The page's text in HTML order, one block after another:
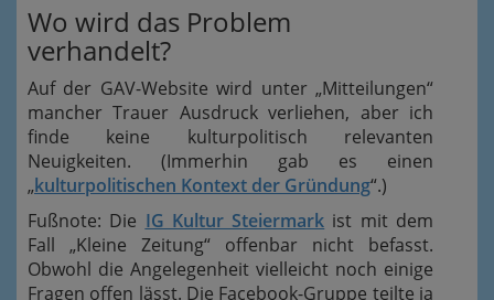
Wo wird das Problem
verhandelt?
Auf der GAV-Website wird unter „Mitteilungen“
mancher Trauer Ausdruck verliehen, aber ich
finde keine kulturpolitisch relevanten
Neuigkeiten. (Immerhin gab es einen
„kulturpolitischen Kontext der Gründung“.)
Fußnote: Die IG Kultur Steiermark ist mit dem
Fall „Kleine Zeitung“ offenbar nicht befasst.
Obwohl die Angelegenheit vielleicht noch einige
Fragen offen lässt. Die Facebook-Gruppe teilte ja